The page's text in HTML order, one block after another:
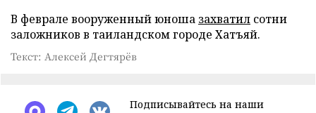
В феврале вооруженный юноша захватил сотни
заложников в таиландском городе Хатъяй.
Текст: Алексей Дегтярёв
Подписывайтесь на наши